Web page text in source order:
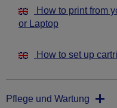
How to print from
or Laptop
How to set up
Pflege und Wartung